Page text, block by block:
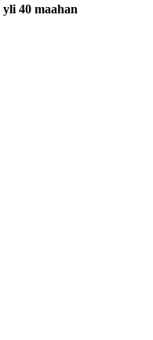
yli 40 maahan